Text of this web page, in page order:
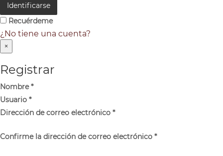
Identificarse
Recuérdeme
¿No tiene una cuenta?
×
Registrar
Nombre*
Usuario *
Dirección de correo electrónico *
Confirme la dirección de correo electrónico *